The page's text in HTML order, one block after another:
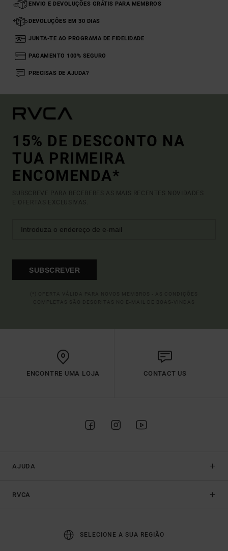
ENVIO E DEVOLUÇÕES GRÁTIS PARA MEMBROS
DEVOLUÇÕES EM 30 DIAS
JUNTA-TE AO PROGRAMA DE FIDELIDADE
PAGAMENTO 100% SEGURO
PRECISAS DE AJUDA?
15% DE DESCONTO NA
TUA PRIMEIRA
ENCOMENDA*
SUBSCREVE PARA RECEBERES AS MAIS RECENTES NOVIDADES
E OFERTAS EXCLUSIVAS.
SUBSCREVER
ENCONTRE UMA LOJA CONTACT US
AJUDA
RVCA
SELECIONE A SUA REGIÃO